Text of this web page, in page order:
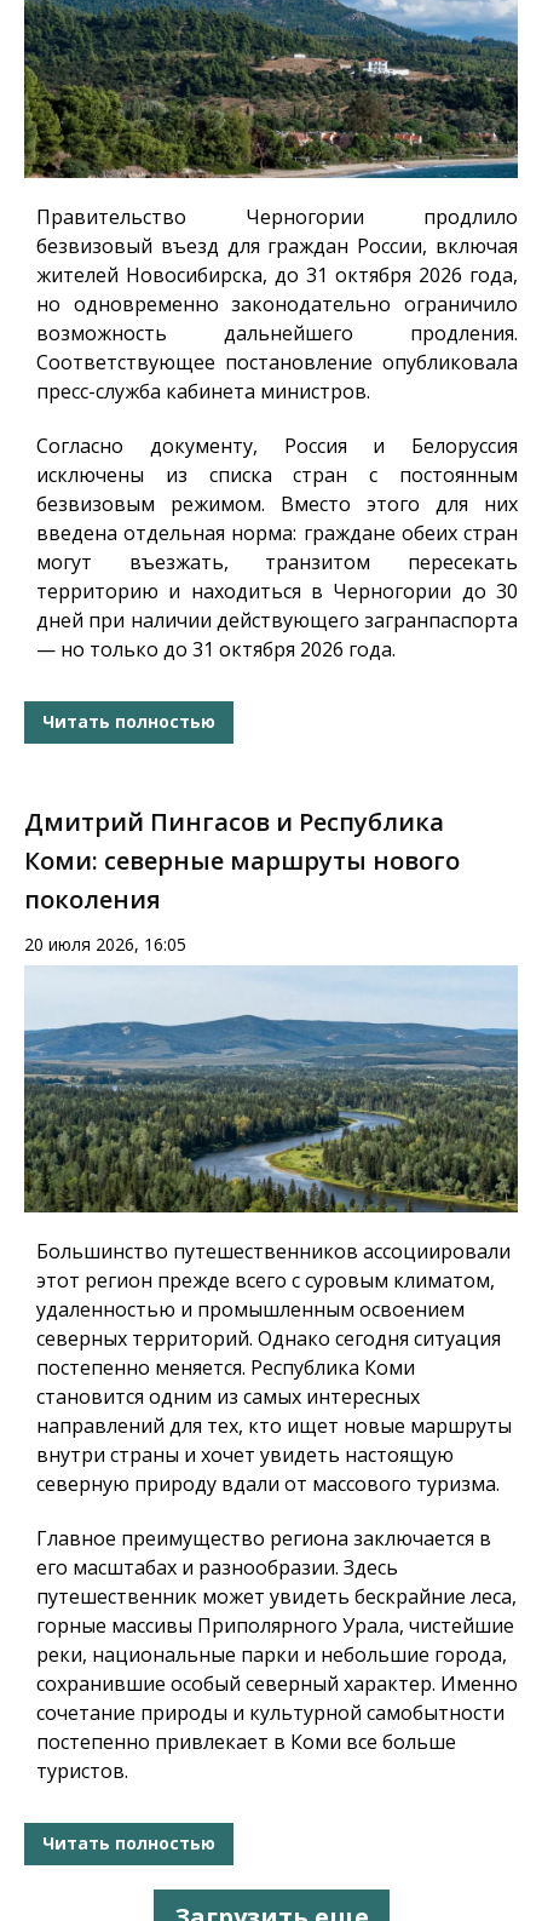
Правительство Черногории продлило
безвизовый въезд для граждан России, включая
жителей Новосибирска, до 31 октября 2026 года,
но одновременно законодательно ограничило
возможность дальнейшего продления.
Соответствующее постановление опубликовала
пресс-служба кабинета министров.
Согласно документу, Россия и Белоруссия
исключены из списка стран с постоянным
безвизовым режимом. Вместо этого для них
введена отдельная норма: граждане обеих стран
могут въезжать, транзитом пересекать
территорию и находиться в Черногории до 30
дней при наличии действующего загранпаспорта
— но только до 31 октября 2026 года.
Читать полностью
Дмитрий Пингасов и Республика
Коми: северные маршруты нового
поколения
20 июля 2026, 16:05
Большинство путешественников ассоциировали
этот регион прежде всего с суровым климатом,
удаленностью и промышленным освоением
северных территорий. Однако сегодня ситуация
постепенно меняется. Республика Коми
становится одним из самых интересных
направлений для тех, кто ищет новые маршруты
внутри страны и хочет увидеть настоящую
северную природу вдали от массового туризма.
Главное преимущество региона заключается в
его масштабах и разнообразии. Здесь
путешественник может увидеть бескрайние леса,
горные массивы Приполярного Урала, чистейшие
реки, национальные парки и небольшие города,
сохранившие особый северный характер. Именно
сочетание природы и культурной самобытности
постепенно привлекает в Коми все больше
туристов.
Читать полностью